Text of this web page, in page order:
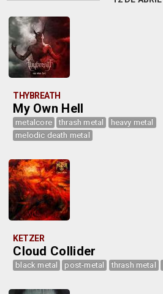
THYBREATH
My Own Hell
metalcore thrash metal
heavy metal
melodic death metal
KETZER
Cloud Collider
black metal post-metal thrash metal